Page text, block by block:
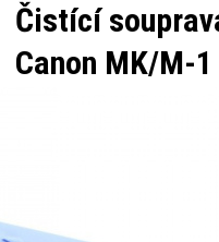
Čistící
Canon MK/M-1